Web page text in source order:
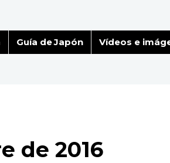
Guía de Japón Vídeos e
de 2016